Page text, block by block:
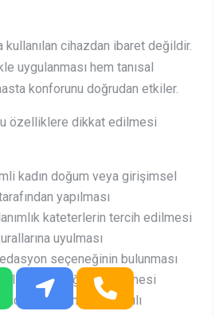
kullanılan cihazdan ibaret değildir.
uygulanması hem tanısal
konforunu doğrudan etkiler.
özelliklere dikkat edilmesi
kadın doğum veya girişimsel
yapılması
kateterlerin tercih edilmesi
uyulması
seçeneğinin bulunması
olarak değerlendirilmesi
ve sonrası ayrıntılı